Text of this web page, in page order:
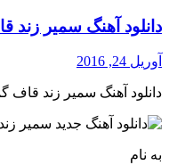
دانلود آهنگ سمیر
آوریل 24, 2016
دانلود آهنگ سمیر زند قاف
به نام